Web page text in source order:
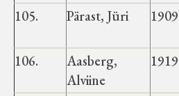
105.
Pärast, Jüri 1909
106.
Aasberg,
Alviine
1919